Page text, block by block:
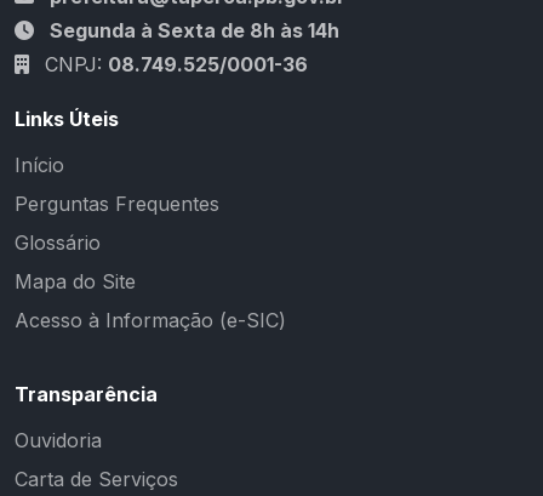
Segunda à Sexta de 8h às 14h
CNPJ: 08.749.525/0001-36
Links Úteis
Início
Perguntas Frequentes
Glossário
Mapa do Site
Acesso à Informação (e-SIC)
Transparência
Ouvidoria
Carta de Serviços